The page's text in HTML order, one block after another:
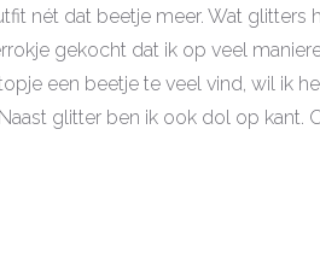
nét dat beetje meer. Wat glitters
gekocht dat ik op veel
een beetje te veel vind, wil ik
glitter ben ik ook dol op kant.